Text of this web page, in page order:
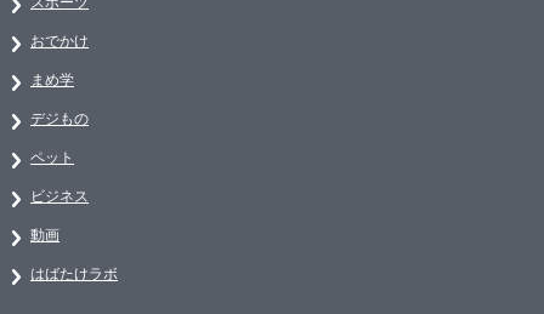
おでかけ
まめ学
デジもの
ペット
ビジネス
動画
はばたけラボ